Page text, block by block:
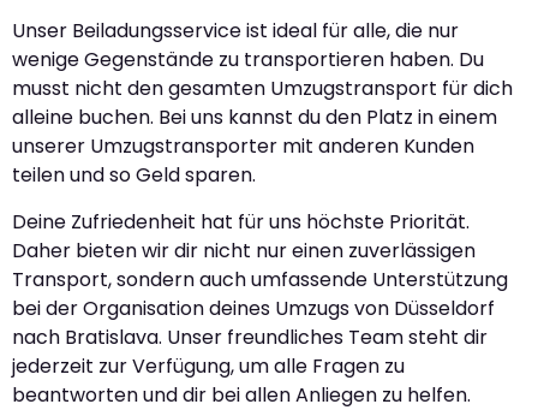
Unser Beiladungsservice ist ideal für alle, die nur
wenige Gegenstände zu transportieren haben. Du
musst nicht den gesamten Umzugstransport für dich
alleine buchen. Bei uns kannst du den Platz in einem
unserer Umzugstransporter mit anderen Kunden
teilen und so Geld sparen.
Deine Zufriedenheit hat für uns höchste Priorität.
Daher bieten wir dir nicht nur einen zuverlässigen
Transport, sondern auch umfassende Unterstützung
bei der Organisation deines Umzugs von Düsseldorf
nach Bratislava. Unser freundliches Team steht dir
jederzeit zur Verfügung, um alle Fragen zu
beantworten und dir bei allen Anliegen zu helfen.